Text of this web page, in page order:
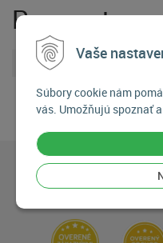
Vaše
Súbory cookie nám
vás. Umožňujú spoznať
Parametre
Priemer filtra 62